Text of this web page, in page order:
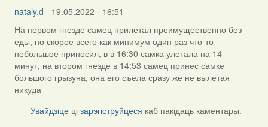
nataly.d - 19.05.2022 - 16:51
На первом гнезде самец прилетал преимущественно без
еды, но скорее всего как минимум один раз что-то
небольшое приносил, в в 16:30 самка улетала на 14
минут, на втором гнезде в 14:53 самец принес самке
большого грызуна, она его съела сразу же не вылетая
никуда
Увайдзіце цізарэгіструйцеся каб пакідаць каментары.